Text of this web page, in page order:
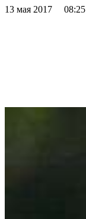
13 мая 2017 08:25